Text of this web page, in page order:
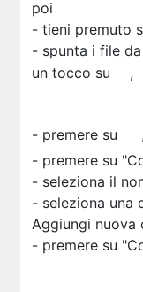
poi
- tieni premuto
- spunta i file
un tocco su
,
- premere su
,
- premere su
- seleziona il
- seleziona una
Aggiungi nuova
- premere su